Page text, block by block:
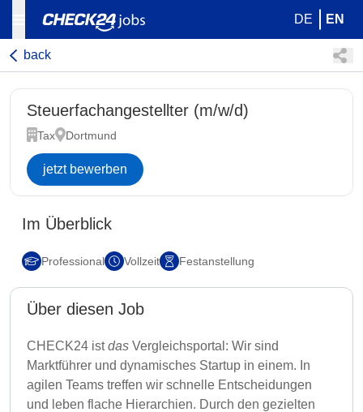
DE EN
back
Steuerfachangestellter (m/w/d)
Tax Dortmund
jetzt bewerben
Im Überblick
Professional Vollzeit Festanstellung
Über diesen Job
CHECK24 istdas Vergleichsportal: Wir sind
Marktführer und dynamisches Startup in einem. In
agilen Teams treffen wir schnelle Entscheidungen
und leben flache Hierarchien. Durch den gezielten